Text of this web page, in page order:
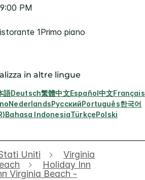
PM
1Primo piano
in altre lingue
語Deutsch繁體中文Español中文Français
NederlandsРусскийPortuguês한국어
Bahasa IndonesiaTürkçePolski
Uniti
Virginia
Holiday Inn
Virginia Beach -